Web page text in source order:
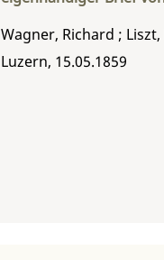
Wagner, Richard ;
Luzern, 15.05.1859